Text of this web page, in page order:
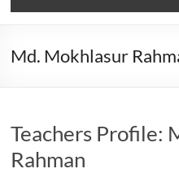
Md. Mokhlasur
Teachers Profile:
Rahman